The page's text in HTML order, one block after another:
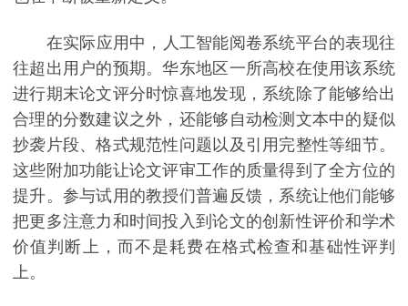
在实际应用中，人工智能阅卷系统平台的表现往
往超出用户的预期。华东地区一所高校在使用该系统
进行期末论文评分时惊喜地发现，系统除了能够给出
合理的分数建议之外，还能够自动检测文本中的疑似
抄袭片段、格式规范性问题以及引用完整性等细节。
这些附加功能让论文评审工作的质量得到了全方位的
提升。参与试用的教授们普遍反馈，系统让他们能够
把更多注意力和时间投入到论文的创新性评价和学术
价值判断上，而不是耗费在格式检查和基础性评判
上。